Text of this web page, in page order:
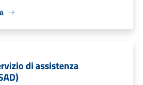
di assistenza